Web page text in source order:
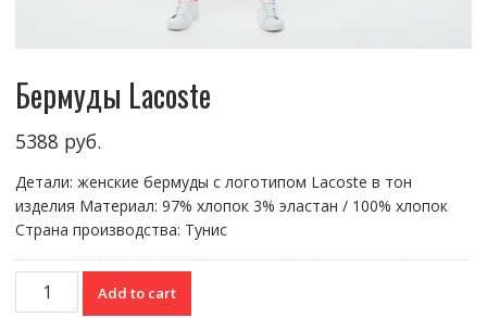
Бермуды Lacoste
5388 руб.
Детали: женские бермуды с логотипом Lacoste в тон
изделия Материал: 97% хлопок 3% эластан / 100% хлопок
Страна производства: Тунис
Бермуды
Lacoste
Add to cart